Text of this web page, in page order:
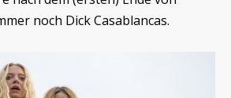
noch Dick Casablancas.